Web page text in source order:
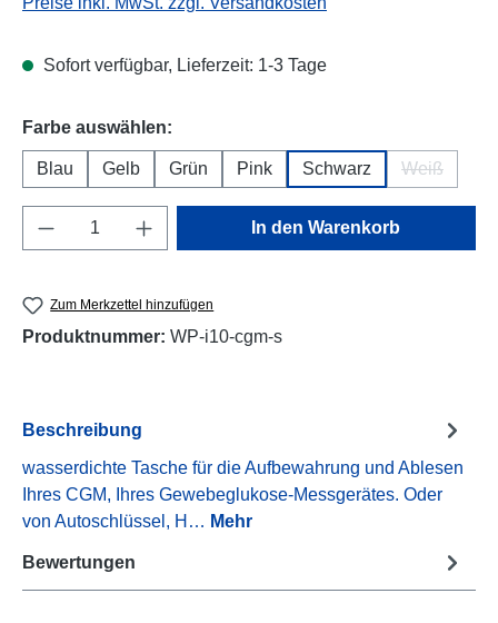
Sofort verfügbar, Lieferzeit: 1-3 Tage
Farbe auswählen:
Blau Gelb Grün Pink Schwarz Weiß
Produkt Anzahl: Gib den gewünschten
In den Warenkorb
Zum Merkzettel hinzufügen
Produktnummer: WP-i10-cgm-s
Beschreibung
wasserdichte Tasche für die Aufbewahrung und Ablesen
Ihres CGM, Ihres Gewebeglukose-Messgerätes. Oder
von Autoschlüssel, H… Mehr
Bewertungen